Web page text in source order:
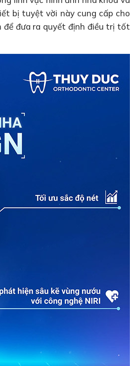
bị tuyệt vời này cung cấp cho
để đưa ra quyết định điều trị tốt